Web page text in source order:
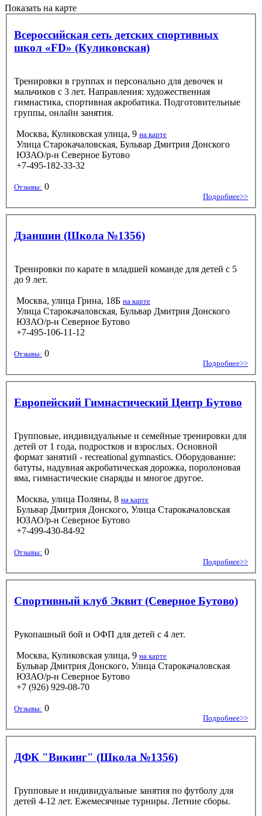
Показать на карте
Всероссийская сеть детских спортивных
школ «FD» (Куликовская)
Тренировки в группах и персонально для девочек и
мальчиков с 3 лет. Направления: художественная
гимнастика, спортивная акробатика. Подготовительные
группы, онлайн занятия.
Москва, Куликовская улица, 9 на карте
Улица Старокачаловская, Бульвар Дмитрия Донского
ЮЗАО/р-н Северное Бутово
+7-495-182-33-32
Отзывы: 0
Подробнее>>
Дзаншин (Школа №1356)
Тренировки по карате в младшей команде для детей с 5
до 9 лет.
Москва, улица Грина, 18Б на карте
Улица Старокачаловская, Бульвар Дмитрия Донского
ЮЗАО/р-н Северное Бутово
+7-495-106-11-12
Отзывы: 0
Подробнее>>
Европейский Гимнастический Центр Бутово
Групповые, индивидуальные и семейные тренировки для
детей от 1 года, подростков и взрослых. Основной
формат занятий - recreational gymnastics. Оборудование:
батуты, надувная акробатическая дорожка, поролоновая
яма, гимнастические снаряды и многое другое.
Москва, улица Поляны, 8 на карте
Бульвар Дмитрия Донского, Улица Старокачаловская
ЮЗАО/р-н Северное Бутово
+7-499-430-84-92
Отзывы: 0
Подробнее>>
Спортивный клуб Эквит (Северное Бутово)
Рукопашный бой и ОФП для детей с 4 лет.
Москва, Куликовская улица, 9 на карте
Бульвар Дмитрия Донского, Улица Старокачаловская
ЮЗАО/р-н Северное Бутово
+7 (926) 929-08-70
Отзывы: 0
Подробнее>>
ДФК "Викинг" (Школа №1356)
Групповые и индивидуальные занятия по футболу для
детей 4-12 лет. Ежемесячные турниры. Летние сборы.